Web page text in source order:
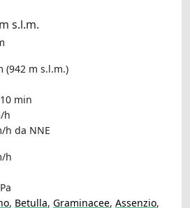
s.l.m.
(942 m s.l.m.)
min
h
h da NNE
h
, Betulla, Graminacee, Assenzio,